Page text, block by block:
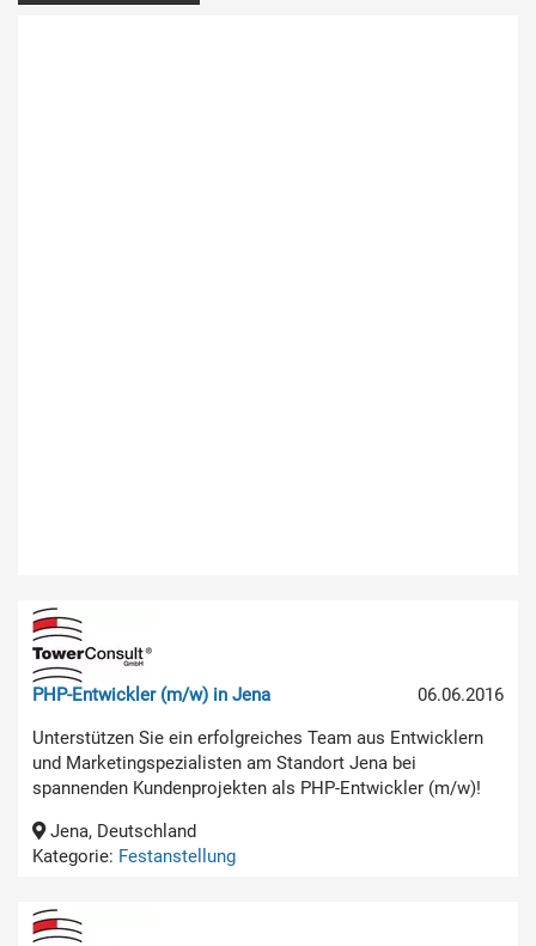
06.06.2016
PHP-Entwickler (m/w) in Jena
Unterstützen Sie ein erfolgreiches Team aus Entwicklern
und Marketingspezialisten am Standort Jena bei
spannenden Kundenprojekten als PHP-Entwickler (m/w)!
Jena, Deutschland
Kategorie: Festanstellung